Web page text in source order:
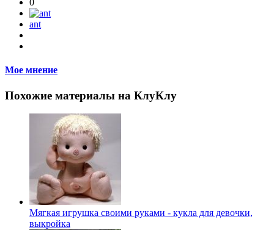
0
ant
Мое мнение
Похожие материалы на КлуКлу
Мягкая игрушка своими руками - кукла для девочки,
выкройка